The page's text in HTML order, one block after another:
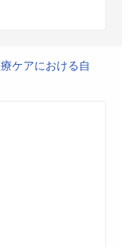
ケアにおける自